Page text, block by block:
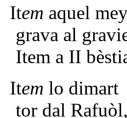
Item aquel
grava al
Item a II
Item lo dimart
tor dal